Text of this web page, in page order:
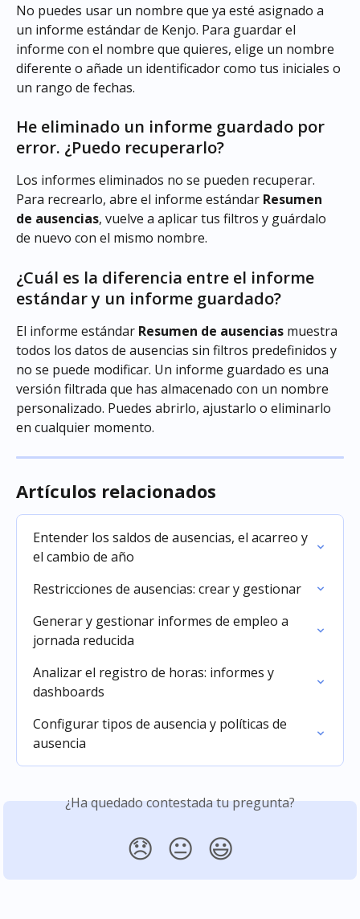
No puedes usar un nombre que ya esté asignado a
un informe estándar de Kenjo. Para guardar el
informe con el nombre que quieres, elige un nombre
diferente o añade un identificador como tus iniciales o
un rango de fechas.
He eliminado un informe guardado por
error. ¿Puedo recuperarlo?
Los informes eliminados no se pueden recuperar.
Para recrearlo, abre el informe estándar Resumen
de ausencias, vuelve a aplicar tus filtros y guárdalo
de nuevo con el mismo nombre.
¿Cuál es la diferencia entre el informe
estándar y un informe guardado?
El informe estándar Resumen de ausencias muestra
todos los datos de ausencias sin filtros predefinidos y
no se puede modificar. Un informe guardado es una
versión filtrada que has almacenado con un nombre
personalizado. Puedes abrirlo, ajustarlo o eliminarlo
en cualquier momento.
Artículos relacionados
Entender los saldos de ausencias, el acarreo y
el cambio de año
Restricciones de ausencias: crear y gestionar
Generar y gestionar informes de empleo a
jornada reducida
Analizar el registro de horas: informes y
dashboards
Configurar tipos de ausencia y políticas de
ausencia
¿Ha quedado contestada tu pregunta?
😞 😐 😃